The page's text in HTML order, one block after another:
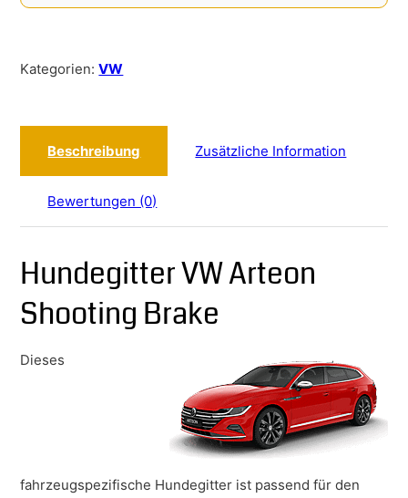
Kategorien:VW
Beschreibung Zusätzliche Information
Bewertungen (0)
Hundegitter VW Arteon
Shooting Brake
Dieses
fahrzeugspezifische Hundegitter ist passend für den